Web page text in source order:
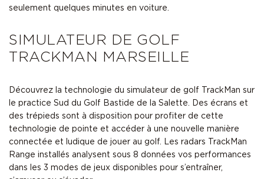
seulement quelques minutes en voiture.
SIMULATEUR DE GOLF
TRACKMAN MARSEILLE
Découvrez la technologie du simulateur de golf TrackMan sur
le practice Sud du Golf Bastide de la Salette. Des écrans et
des trépieds sont à disposition pour profiter de cette
technologie de pointe et accéder à une nouvelle manière
connectée et ludique de jouer au golf. Les radars TrackMan
Range installés analysent sous 8 données vos performances
dans les 3 modes de jeux disponibles pour s’entraîner,